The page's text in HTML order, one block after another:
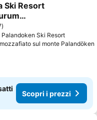
ai preferiti
Ski Resort
Ski Resort
sul monte Palandöken
Scopri i prezzi